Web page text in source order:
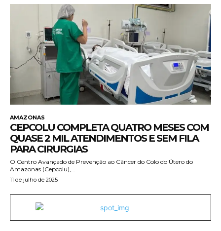
AMAZONAS
CEPCOLU COMPLETA QUATRO MESES COM
QUASE 2 MIL ATENDIMENTOS E SEM FILA
PARA CIRURGIAS
O Centro Avançado de Prevenção ao Câncer do Colo do Útero do
Amazonas (Cepcolu),...
11 de julho de 2025